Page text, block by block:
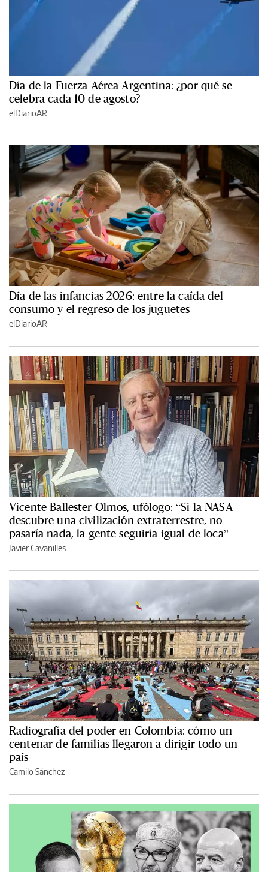
Día de la Fuerza Aérea Argentina: ¿por qué se
celebra cada 10 de agosto?
elDiarioAR
Día de las infancias 2026: entre la caída del
consumo y el regreso de los juguetes
elDiarioAR
Vicente Ballester Olmos, ufólogo: “Si la NASA
descubre una civilización extraterrestre, no
pasaría nada, la gente seguiría igual de loca”
Javier Cavanilles
Radiografía del poder en Colombia: cómo un
centenar de familias llegaron a dirigir todo un
país
Camilo Sánchez